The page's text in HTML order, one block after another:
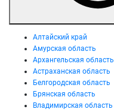
Алтайский край
Амурская область
Архангельская область
Астраханская область
Белгородская область
Брянская область
Владимирская область